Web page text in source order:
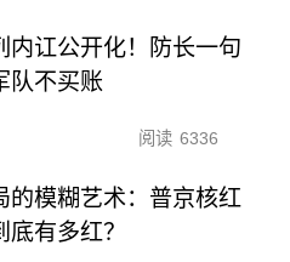
内讧公开化！防长一句
队不买账
阅读 6336
的模糊艺术：普京核红
底有多红？